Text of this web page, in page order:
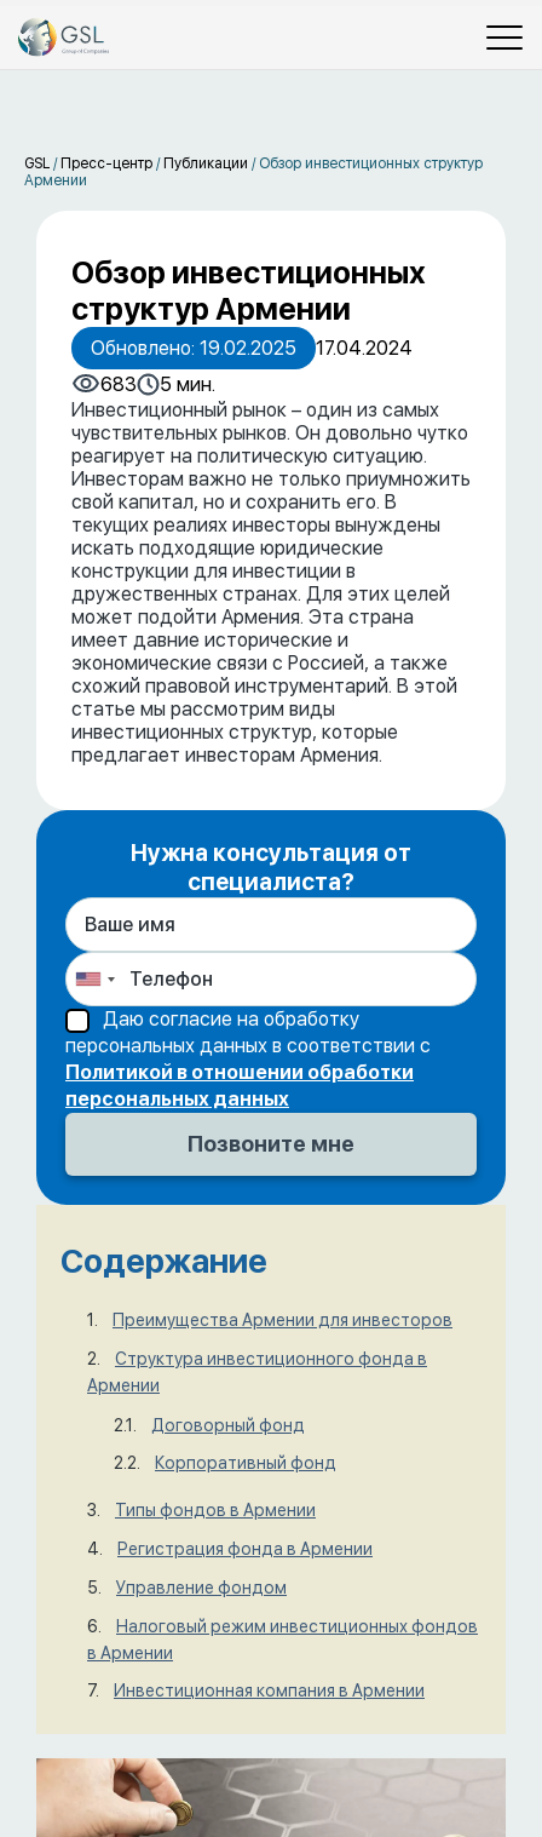
GSL / Пресс-центр / Публикации / Обзор инвестиционных структур
Армении
Обзор инвестиционных
структур Армении
Обновлено: 19.02.2025
17.04.2024
683
5 мин.
Инвестиционный рынок – один из самых
чувствительных рынков. Он довольно чутко
реагирует на политическую ситуацию.
Инвесторам важно не только приумножить
свой капитал, но и сохранить его. В
текущих реалиях инвесторы вынуждены
искать подходящие юридические
конструкции для инвестиции в
дружественных странах. Для этих целей
может подойти Армения. Эта страна
имеет давние исторические и
экономические связи с Россией, а также
схожий правовой инструментарий. В этой
статье мы рассмотрим виды
инвестиционных структур, которые
предлагает инвесторам Армения.
Нужна консультация от
специалиста?
Даю согласие на обработку
персональных данных в соответствии с
Политикой в отношении обработки
персональных данных
Содержание
Преимущества Армении для инвесторов
Структура инвестиционного фонда в
Армении
Договорный фонд
Корпоративный фонд
Типы фондов в Армении
Регистрация фонда в Армении
Управление фондом
Налоговый режим инвестиционных фондов
в Армении
Инвестиционная компания в Армении